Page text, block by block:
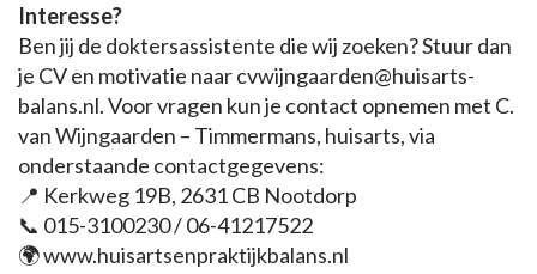
Interesse?
Ben jij de doktersassistente die wij zoeken? Stuur dan
je CV en motivatie naar cvwijngaarden@huisarts-
balans.nl. Voor vragen kun je contact opnemen met C.
van Wijngaarden – Timmermans, huisarts, via
onderstaande contactgegevens:
📍 Kerkweg 19B, 2631 CB Nootdorp
📞 015-3100230 / 06-41217522
🌍 www.huisartsenpraktijkbalans.nl